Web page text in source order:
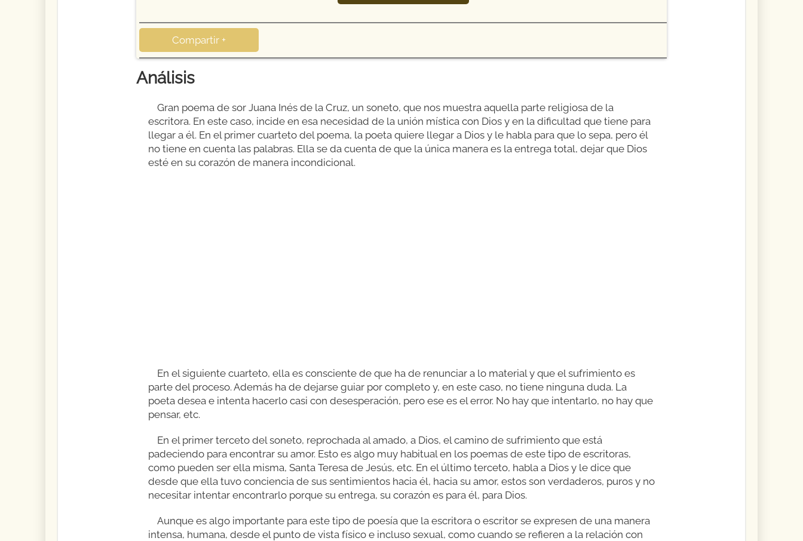
Compartir +
Análisis
Gran poema de sor Juana Inés de la Cruz, un soneto, que nos muestra aquella parte religiosa de la
escritora. En este caso, incide en esa necesidad de la unión mística con Dios y en la dificultad que tiene para
llegar a él. En el primer cuarteto del poema, la poeta quiere llegar a Dios y le habla para que lo sepa, pero él
no tiene en cuenta las palabras. Ella se da cuenta de que la única manera es la entrega total, dejar que Dios
esté en su corazón de manera incondicional.
En el siguiente cuarteto, ella es consciente de que ha de renunciar a lo material y que el sufrimiento es
parte del proceso. Además ha de dejarse guiar por completo y, en este caso, no tiene ninguna duda. La
poeta desea e intenta hacerlo casi con desesperación, pero ese es el error. No hay que intentarlo, no hay que
pensar, etc.
En el primer terceto del soneto, reprochada al amado, a Dios, el camino de sufrimiento que está
padeciendo para encontrar su amor. Esto es algo muy habitual en los poemas de este tipo de escritoras,
como pueden ser ella misma, Santa Teresa de Jesús, etc. En el último terceto, habla a Dios y le dice que
desde que ella tuvo conciencia de sus sentimientos hacia él, hacia su amor, estos son verdaderos, puros y no
necesitar intentar encontrarlo porque su entrega, su corazón es para él, para Dios.
Aunque es algo importante para este tipo de poesía que la escritora o escritor se expresen de una manera
intensa, humana, desde el punto de vista físico e incluso sexual, como cuando se refieren a la relación con